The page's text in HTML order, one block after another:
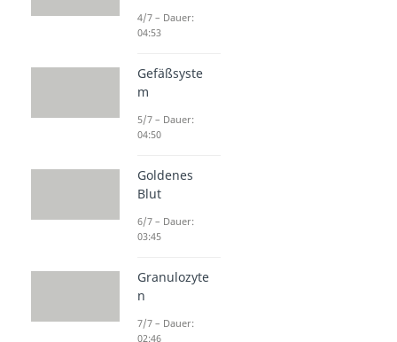
4/7 – Dauer:
04:53
Gefäßsyste
m
5/7 – Dauer:
04:50
Goldenes
Blut
6/7 – Dauer:
03:45
Granulozyte
n
7/7 – Dauer:
02:46